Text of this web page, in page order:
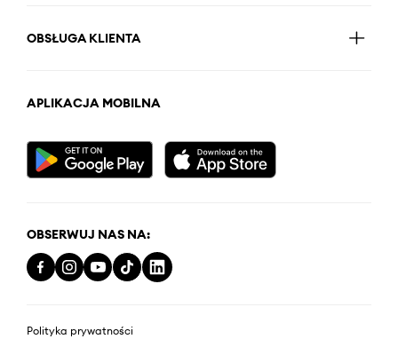
OBSŁUGA KLIENTA
APLIKACJA MOBILNA
OBSERWUJ NAS NA:
Polityka prywatności